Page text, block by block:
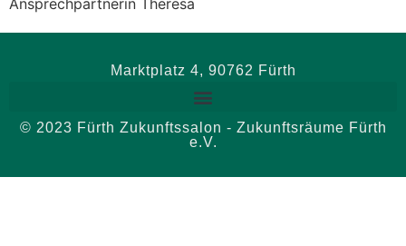
Ansprechpartnerin Theresa
Marktplatz 4, 90762 Fürth
© 2023 Fürth Zukunftssalon - Zukunftsräume Fürth
e.V.